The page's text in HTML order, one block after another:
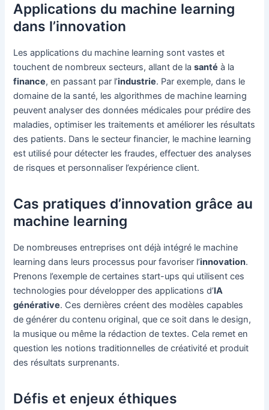
Applications du machine learning
dans l’innovation
Les applications du machine learning sont vastes et
touchent de nombreux secteurs, allant de lasanté à la
finance, en passant par l’industrie. Par exemple, dans le
domaine de la santé, les algorithmes de machine learning
peuvent analyser des données médicales pour prédire des
maladies, optimiser les traitements et améliorer les résultats
des patients. Dans le secteur financier, le machine learning
est utilisé pour détecter les fraudes, effectuer des analyses
de risques et personnaliser l’expérience client.
Cas pratiques d’innovation grâce au
machine learning
De nombreuses entreprises ont déjà intégré le machine
learning dans leurs processus pour favoriser l’innovation.
Prenons l’exemple de certaines start-ups qui utilisent ces
technologies pour développer des applications d’IA
générative. Ces dernières créent des modèles capables
de générer du contenu original, que ce soit dans le design,
la musique ou même la rédaction de textes. Cela remet en
question les notions traditionnelles de créativité et produit
des résultats surprenants.
Défis et enjeux éthiques